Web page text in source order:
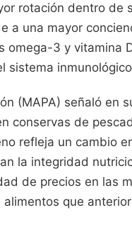
rotación dentro de
a una mayor
omega-3 y vitamina
sistema
(MAPA) señaló en
conservas de
refleja un cambio
la integridad
de precios en las
que